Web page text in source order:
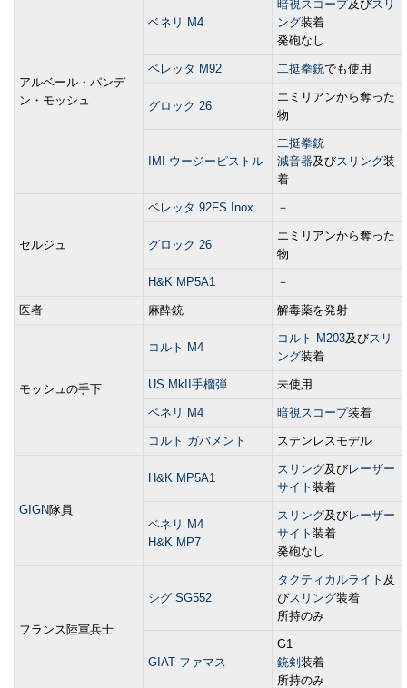
アルベール・パンデ
ン・モッシュ
ベネリ M4
暗視スコープ及びスリ
ング装着
発砲なし
ベレッタ M92 二挺拳銃でも使用
グロック 26
エミリアンから奪った
物
IMI ウージーピストル
二挺拳銃
減音器及びスリング装
着
セルジュ
ベレッタ 92FS Inox －
グロック 26
エミリアンから奪った
物
H&K MP5A1 －
医者 麻酔銃 解毒薬を発射
モッシュの手下
コルト M4
コルト M203及びスリ
ング装着
US MkII手榴弾 未使用
ベネリ M4 暗視スコープ装着
コルト ガバメント ステンレスモデル
GIGN隊員
H&K MP5A1
スリング及びレーザー
サイト 装着
ベネリ M4
H&K MP7
スリング及びレーザー
サイト 装着
発砲なし
フランス陸軍兵士
シグ SG552
タクティカルライト 及
びスリング装着
所持のみ
GIAT ファマス
G1
銃剣 装着
所持のみ